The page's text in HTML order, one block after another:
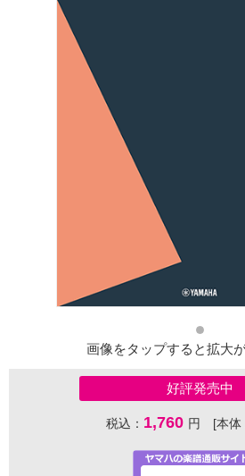
画像をタップすると拡大が
好評発売中
税込： 1,760 円 [本体